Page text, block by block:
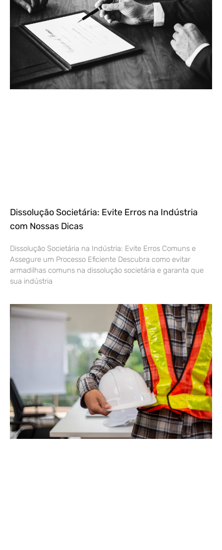
Dissolução Societária: Evite Erros na Indústria
com Nossas Dicas
Dissolução Societária na Indústria: Evite Erros Comuns e
Assegure um Processo Eficiente Descubra como evitar
armadilhas comuns na dissolução societária e garanta que
sua indústria